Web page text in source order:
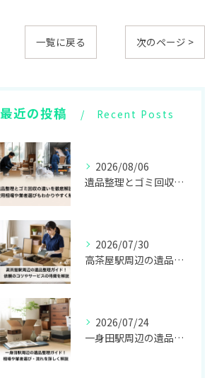
一覧に戻る 次のページ >
最近の投稿 Recent Posts
2026/08/06
遺品整理とゴミ回収の違いを徹底解説！費用相場や業者選びもわかりやすく解説
2026/07/30
高茶屋駅周辺の遺品整理ガイド！依頼のコツやサービスの特徴を解説
2026/07/24
一身田駅周辺の遺品整理ガイド！相場や業者選び・流れを詳しく解説